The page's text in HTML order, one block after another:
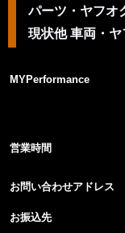
パーツ・ヤフオ
現状他 車両・
MYPerformance
営業時間
お問い合わせアドレス
お振込先